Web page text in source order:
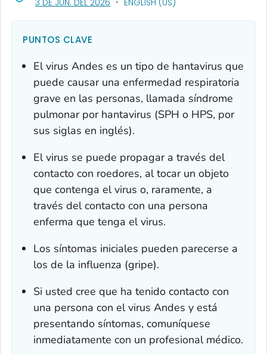
PUNTOS CLAVE
El virus Andes es un tipo de hantavirus que
puede causar una enfermedad respiratoria
grave en las personas, llamada síndrome
pulmonar por hantavirus (SPH o HPS, por
sus siglas en inglés).
El virus se puede propagar a través del
contacto con roedores, al tocar un objeto
que contenga el virus o, raramente, a
través del contacto con una persona
enferma que tenga el virus.
Los síntomas iniciales pueden parecerse a
los de la influenza (gripe).
Si usted cree que ha tenido contacto con
una persona con el virus Andes y está
presentando síntomas, comuníquese
inmediatamente con un profesional médico.